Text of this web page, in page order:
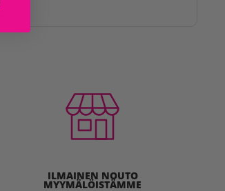
ILMAINEN NOUTO
MYYMÄLÖISTÄMME